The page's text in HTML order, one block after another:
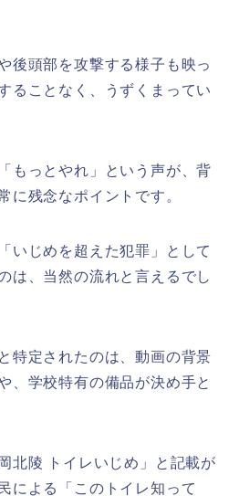
後頭部を攻撃する様子も映っ
ることなく、うずくまってい
もっとやれ」という声が、背
に残念なポイントです。
いじめを超えた犯罪」として
は、当然の流れと言えるでし
特定されたのは、動画の背景
、学校特有の備品が決め手と
北陵 トイレいじめ」と記載が
による「このトイレ知って